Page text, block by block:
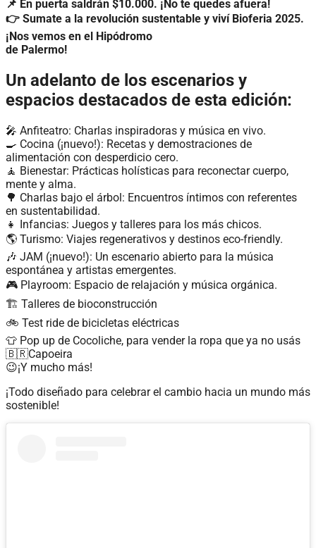
📌 En puerta saldrán $10.000. ¡No te quedes afuera!
👉 Sumate a la revolución sustentable y viví Bioferia 2025.
¡Nos vemos en el Hipódromo
de Palermo!
Un adelanto de los escenarios y
espacios destacados de esta edición:
🎤 Anfiteatro: Charlas inspiradoras y música en vivo.
🍳 Cocina (¡nuevo!): Recetas y demostraciones de
alimentación con desperdicio cero.
🧘 Bienestar: Prácticas holísticas para reconectar cuerpo,
mente y alma.
🌳 Charlas bajo el árbol: Encuentros íntimos con referentes
en sustentabilidad.
👧 Infancias: Juegos y talleres para los más chicos.
🌎 Turismo: Viajes regenerativos y destinos eco-friendly.
🎶 JAM (¡nuevo!): Un escenario abierto para la música
espontánea y artistas emergentes.
🎮 Playroom: Espacio de relajación y música orgánica.
🏗 Talleres de bioconstrucción
🚲 Test ride de bicicletas eléctricas
👕 Pop up de Cocoliche, para vender la ropa que ya no usás
🇧🇷Capoeira
😉¡Y mucho más!
¡Todo diseñado para celebrar el cambio hacia un mundo más
sostenible!